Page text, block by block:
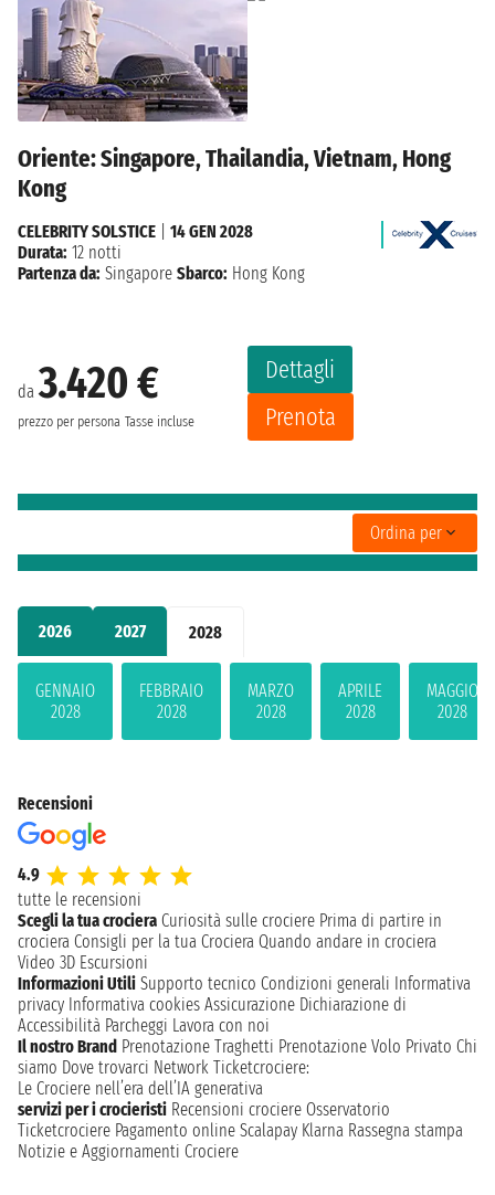
2026 2027 2028
GENNAIO
2028
FEBBRAIO
2028
MARZO
2028
APRILE
2028
MAGGIO
2028
Oriente: Singapore, Thailandia, Vietnam, Hong
Kong
da3.420 €
prezzo per persona Tasse incluse
Dettagli
Prenota
CELEBRITY SOLSTICE
14 GEN 2028
Durata: 12 notti
Partenza da: Singapore Sbarco: Hong Kong
Ordina per
Recensioni
4.9
tutte le recensioni
Scegli la tua crociera Curiosità sulle crociere Prima di partire in
crociera Consigli per la tua Crociera Quando andare in crociera
Video 3D Escursioni
Informazioni Utili Supporto tecnico Condizioni generali Informativa
privacy Informativa cookies Assicurazione Dichiarazione di
Accessibilità Parcheggi Lavora con noi
Il nostro Brand Prenotazione Traghetti Prenotazione Volo Privato Chi
siamo Dove trovarci Network Ticketcrociere:
Le Crociere nell’era dell’IA generativa
servizi per i crocieristi Recensioni crociere Osservatorio
Ticketcrociere Pagamento online Scalapay Klarna Rassegna stampa
Notizie e Aggiornamenti Crociere